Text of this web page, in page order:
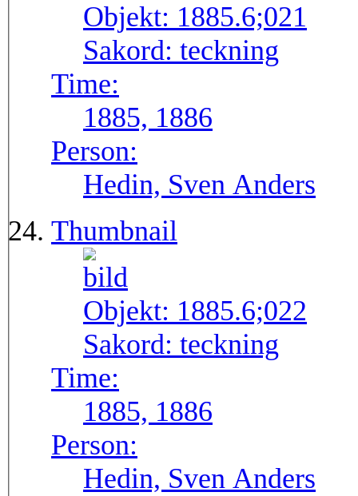
Objekt: 1885.6;021
Sakord: teckning
Time:
1885, 1886
Person:
Hedin, Sven Anders
Thumbnail
Objekt: 1885.6;022
Sakord: teckning
Time:
1885, 1886
Person:
Hedin, Sven Anders